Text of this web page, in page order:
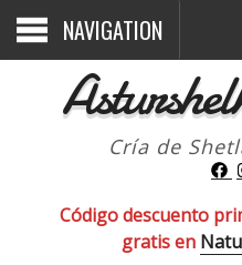
NAVIGATION
Cría de
Código descuento
gratis en